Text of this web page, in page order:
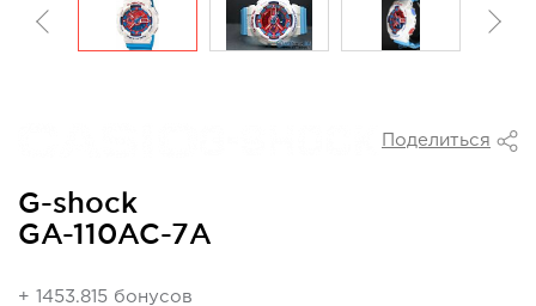
Поделиться
G-shock
GA-110AC-7A
+ 1453.815 бонусов